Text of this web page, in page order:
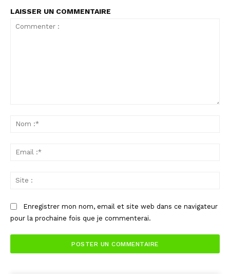
LAISSER UN COMMENTAIRE
Enregistrer mon nom, email et site web dans ce navigateur
pour la prochaine fois que je commenterai.